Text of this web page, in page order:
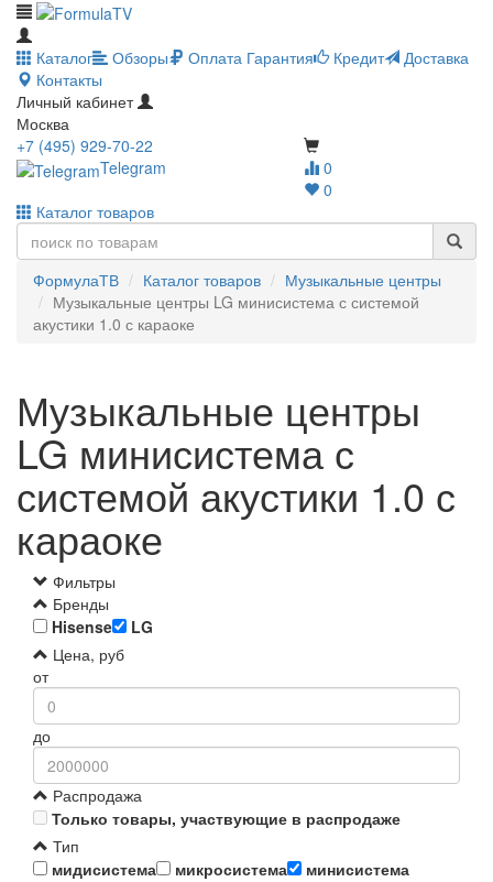
Каталог Обзоры Оплата Гарантия Кредит
Доставка
Контакты
Личный кабинет
Москва
0
0
+7 (495) 929-70-22
Telegram
Каталог товаров
ФормулаТВ Каталог товаров
Музыкальные центры
Музыкальные центры LG минисистема с системой
акустики 1.0 с караоке
Музыкальные центры
LG минисистема с
системой акустики 1.0 с
караоке
Фильтры
Бренды
Hisense
LG
Цена, руб
от
до
Распродажа
Только товары, участвующие в распродаже
Тип
мидисистема
микросистема
минисистема